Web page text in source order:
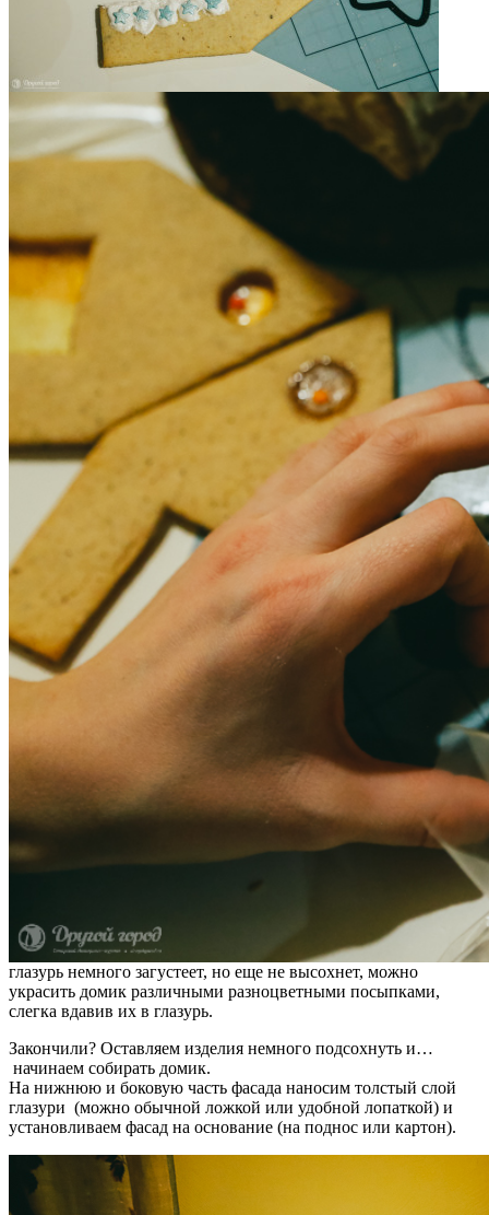
глазурь немного загустеет, но еще не высохнет, можно
украсить домик различными разноцветными посыпками,
слегка вдавив их в глазурь.
Закончили? Оставляем изделия немного подсохнуть и…
начинаем собирать домик.
На нижнюю и боковую часть фасада наносим толстый слой
глазури (можно обычной ложкой или удобной лопаткой) и
установливаем фасад на основание (на поднос или картон).